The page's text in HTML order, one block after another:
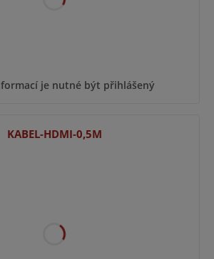
je nutné být přihlášený
KABEL-HDMI-0,5M